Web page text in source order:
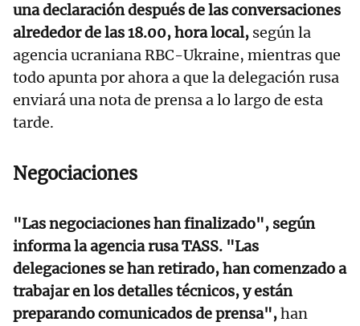
una declaración después de las conversaciones
alrededor de las 18.00, hora local, según la
agencia ucraniana RBC-Ukraine, mientras que
todo apunta por ahora a que la delegación rusa
enviará una nota de prensa a lo largo de esta
tarde.
Negociaciones
"Las negociaciones han finalizado", según
informa la agencia rusa TASS. "Las
delegaciones se han retirado, han comenzado a
trabajar en los detalles técnicos, y están
preparando comunicados de prensa",han